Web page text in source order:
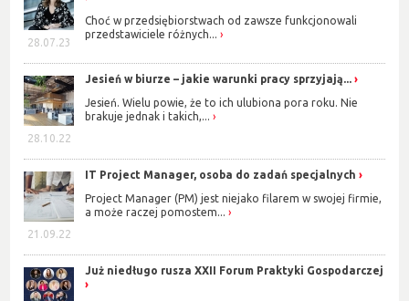
28.07.23
Choć w przedsiębiorstwach od zawsze funkcjonowali
przedstawiciele różnych...
28.10.22
Jesień w biurze – jakie warunki pracy sprzyjają...
Jesień. Wielu powie, że to ich ulubiona pora roku. Nie
brakuje jednak i takich,...
21.09.22
IT Project Manager, osoba do zadań specjalnych
Project Manager (PM) jest niejako filarem w swojej firmie,
a może raczej pomostem...
Już niedługo rusza XXII Forum Praktyki Gospodarczej